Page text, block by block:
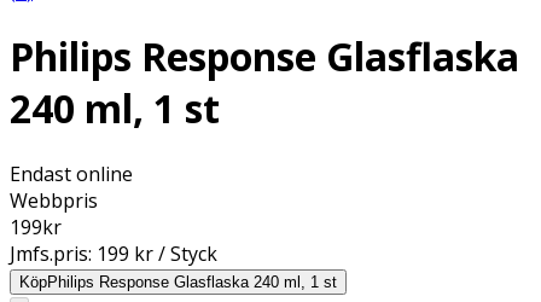
Philips Response Glasflaska
240 ml, 1 st
Endast online
Webbpris
199kr
Jmfs.pris: 199 kr / Styck
KöpPhilips Response Glasflaska 240 ml, 1 st